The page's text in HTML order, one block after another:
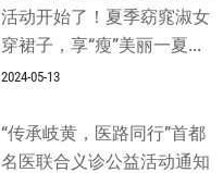
活动开始了！夏季窈窕淑女
穿裙子，享“瘦”美丽一夏...
2024-05-13
“传承岐黄，医路同行”首都
名医联合义诊公益活动通知